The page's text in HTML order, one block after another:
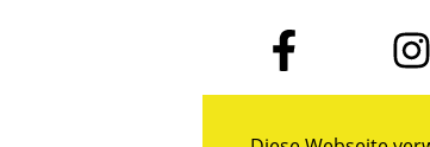
Folge
uns
auf
Folge
uns
auf